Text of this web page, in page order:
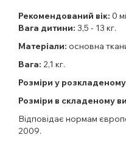
Рекомендований вік: 0
Вага дитини: 3,5 - 13 кг.
Матеріали: основна
Вага: 2,1 кг.
Розміри у розкладеному
Розміри в складеному
Відповідає нормам
2009.